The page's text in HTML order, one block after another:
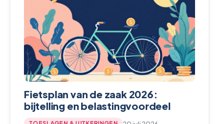
Fietsplan van de zaak 2026:
bijtelling en belastingvoordeel